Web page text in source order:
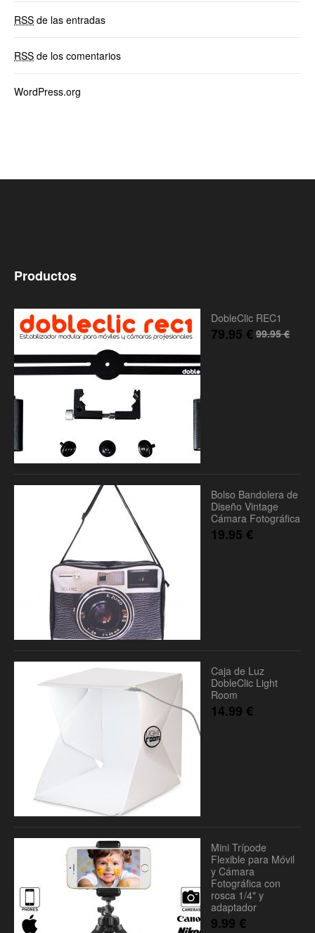
RSS de las entradas
RSS de los comentarios
WordPress.org
Productos
DobleClic REC1
99.95€
79.95 €
Bolso Bandolera de
Diseño Vintage
Cámara Fotográfica
19.95 €
Caja de Luz
DobleClic Light
Room
14.99 €
Mini Trípode
Flexible para Móvil
y Cámara
Fotográfica con
rosca 1/4" y
adaptador
9.99 €